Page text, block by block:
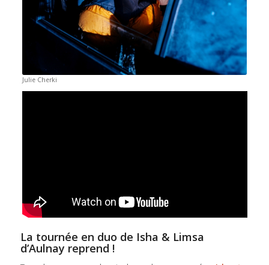
Julie Cherki
La tournée en duo de Isha & Limsa
d’Aulnay reprend !